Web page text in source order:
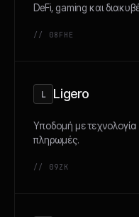
DeFi, gaming και
// 08 FHE
L Ligero
Υποδομή με τεχνολογία
πληρωμές.
// 09ZK